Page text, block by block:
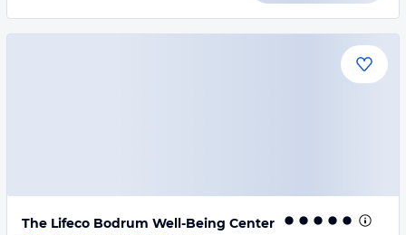
The Lifeco Bodrum Well-Being Center